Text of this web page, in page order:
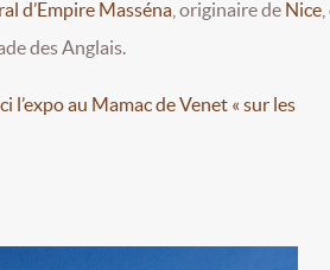
d’Empire Masséna , originaire de Nice
des Anglais.
l’expo au Mamac de Venet « sur les